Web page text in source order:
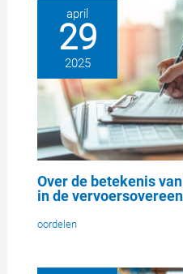
april
29
2025
Over de betekenis
in de
oordelen